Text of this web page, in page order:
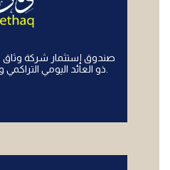
صندوق إستثمار شركة وثاق